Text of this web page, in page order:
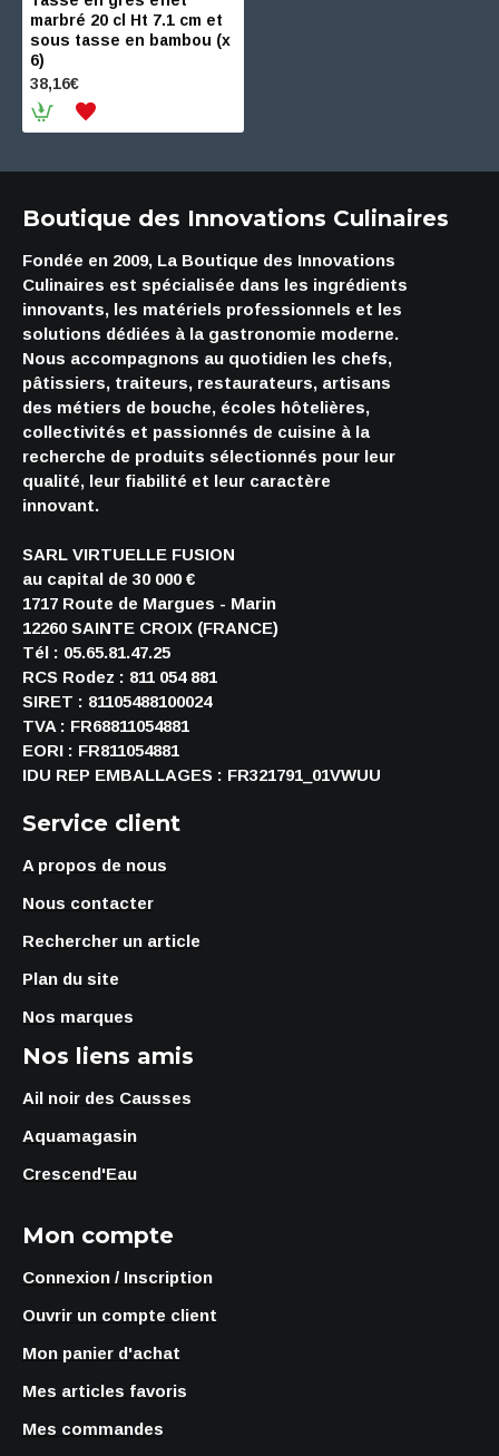
marbré 20 cl Ht 7.1 cm et
sous tasse en bambou (x
6)
38,16€
Boutique des Innovations Culinaires
Fondée en 2009, La Boutique des Innovations
Culinaires est spécialisée dans les ingrédients
innovants, les matériels professionnels et les
solutions dédiées à la gastronomie moderne.
Nous accompagnons au quotidien les chefs,
pâtissiers, traiteurs, restaurateurs, artisans
des métiers de bouche, écoles hôtelières,
collectivités et passionnés de cuisine à la
recherche de produits sélectionnés pour leur
qualité, leur fiabilité et leur caractère
innovant.
SARL VIRTUELLE FUSION
au capital de 30 000 €
1717 Route de Margues - Marin
12260 SAINTE CROIX (FRANCE)
Tél : 05.65.81.47.25
RCS Rodez : 811 054 881
SIRET : 81105488100024
TVA : FR68811054881
EORI : FR811054881
IDU REP EMBALLAGES : FR321791_01VWUU
Service client
A propos de nous
Nous contacter
Rechercher un article
Plan du site
Nos marques
Nos liens amis
Ail noir des Causses
Aquamagasin
Crescend'Eau
Mon compte
Connexion / Inscription
Ouvrir un compte client
Mon panier d'achat
Mes articles favoris
Mes commandes